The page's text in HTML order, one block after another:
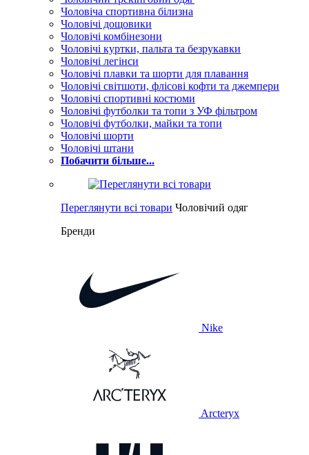
Чоловіча спортивна білизна
Чоловічі дощовики
Чоловічі комбінезони
Чоловічі куртки, пальта та безрукавки
Чоловічі легінси
Чоловічі плавки та шорти для плавання
Чоловічі світшоти, флісові кофти та джемпери
Чоловічі спортивні костюми
Чоловічі футболки та топи з УФ фільтром
Чоловічі футболки, майки та топи
Чоловічі шорти
Чоловічі штани
Побачити більше...
Переглянути всі товари Чоловічий одяг
Бренди
Nike
Arcteryx